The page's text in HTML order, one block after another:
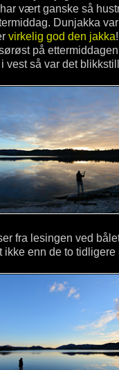
vært ganske så
Dunjakka
virkelig god den jakka
på
vest så var det
fra lesingen ved
ikke enn de to